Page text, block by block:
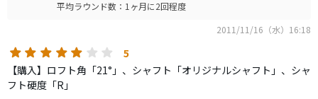
平均ラウンド数：1ヶ月に2回程度
2011/11/16（水）16:18
5
【購入】ロフト角「21°」、シャフト「オリジナルシャフト」、シャ
フト硬度「R」